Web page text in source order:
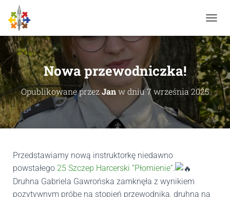
R
Z
E
Ł
Ą
C
Z
N
A
W
Nowa przewodniczka!
Opublikowane przezJanw dniu7 września 2025
Przedstawiamy nową instruktorkę niedawno
powstałego 25 Szczep Harcerski “Płomienie”.
Druhna Gabriela Gawrońska zamknęła z wynikiem
pozytywnym próbę na stopień przewodnika, druhna na